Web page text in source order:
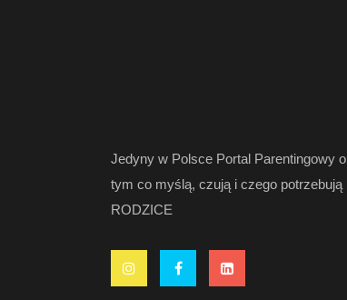
Jedyny w Polsce Portal Parentingowy o
tym co myślą, czują i czego potrzebują
RODZICE